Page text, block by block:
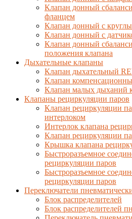
Клапан донный
фланцем
Клапан донный с
Клапан донный с
Клапан донный
положения клапана
Дыхательные клапаны
Клапан дыхательный
Клапан
Клапан малых дыханий
Клапаны рециркуляции паров
Клапан рециркуляции
интерлоком
Интерлок клапана
Клапан рециркуляции
Крышка клапана
Быстроразъемное
рециркуляции паров
Быстроразъемное
рециркуляции паров
Переключатели
Блок распределителей
Блок распределителей